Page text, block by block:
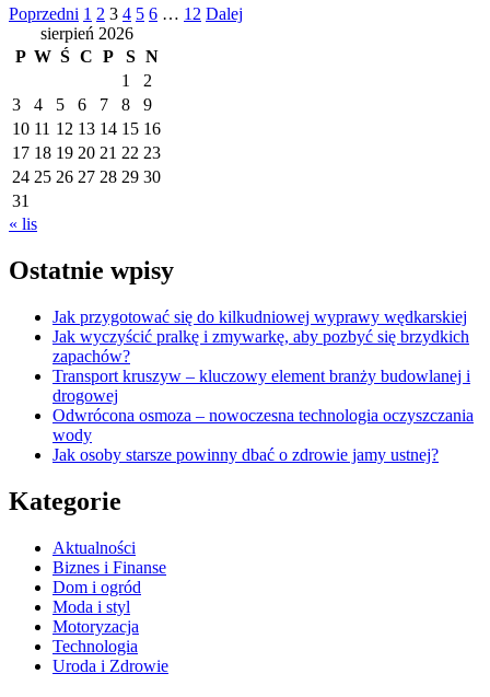
Poprzedni 1 2 3 4 5 6 … 12 Dalej
sierpień 2026
P W Ś C P S N
1
2
3
4 5 6 7 8
9
10 11 12 13 14 15 16
17 18 19 20 21 22 23
24 25 26 27 28 29 30
31
« lis
Ostatnie wpisy
Jak przygotować się do kilkudniowej wyprawy wędkarskiej
Jak wyczyścić pralkę i zmywarkę, aby pozbyć się brzydkich
zapachów?
Transport kruszyw – kluczowy element branży budowlanej i
drogowej
Odwrócona osmoza – nowoczesna technologia oczyszczania
wody
Jak osoby starsze powinny dbać o zdrowie jamy ustnej?
Kategorie
Aktualności
Biznes i Finanse
Dom i ogród
Moda i styl
Motoryzacja
Technologia
Uroda i Zdrowie